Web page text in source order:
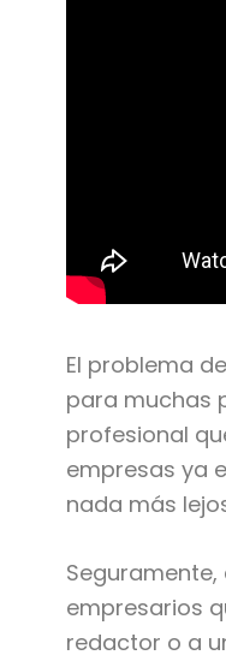
El problema
para muchas
profesional
empresas ya
nada más
empresarios
redactor o a